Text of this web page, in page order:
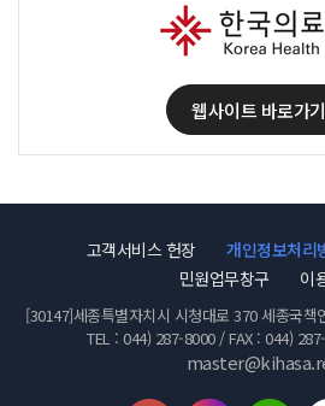
웹사이트 바로가기
고객서비스 헌장 개인정보처리
민원업무창구
이
[30147]세종특별자치시 시청대로 370 세종국책
TEL : 044) 287-8000 / FAX : 044)